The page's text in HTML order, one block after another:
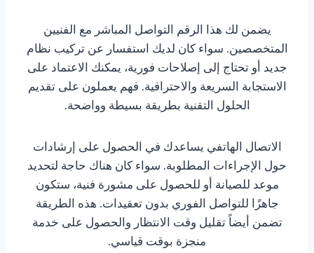
يضمن لك هذا الرقم التواصل المباشر مع الفنيين
المتخصصين. سواء كان لديك استفسار عن تركيب نظام
جديد أو تحتاج إلى إصلاحات فورية، يمكنك الاعتماد على
الاستجابة السريعة والاحترافية. فهم يعملون على تقديم
الحلول التقنية بطريقة بسيطة وواضحة.
الاتصال الهاتفي يساعدك في الحصول على إرشادات
حول الإجراءات المطلوبة. سواء كان هناك حاجة لتحديد
موعد للصيانة أو للحصول على مشورة فنية، ستكون
جاهزًا للتواصل الفوري بدون تعقيدات. هذه الطريقة
تضمن أيضاً تقليل وقت الانتظار والحصول على خدمة
منجزة بوقت قياسي.